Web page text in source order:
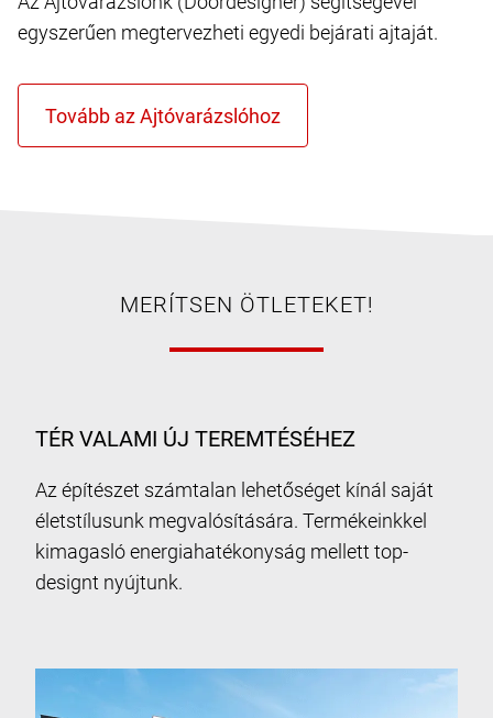
egyszerűen megtervezheti egyedi bejárati ajtaját.
MERÍTSEN ÖTLETEKET!
TÉR VALAMI ÚJ TEREMTÉSÉHEZ
Az építészet számtalan lehetőséget kínál saját
életstílusunk megvalósítására. Termékeinkkel
kimagasló energiahatékonyság mellett top-
designt nyújtunk.